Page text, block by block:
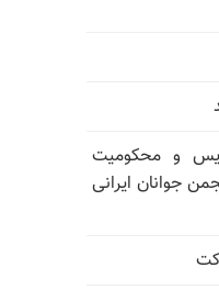
و محکومیت
جوانان ایرانی